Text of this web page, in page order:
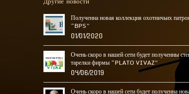
Полученна новая коллекция охотничьих
“BPS”
01/01/2020
Очень скоро в нашей сети будет полученны
тарелки фирмы “PLATO VIVAZ”
04/06/2019
Очень скоро в нашей сети будет полученна